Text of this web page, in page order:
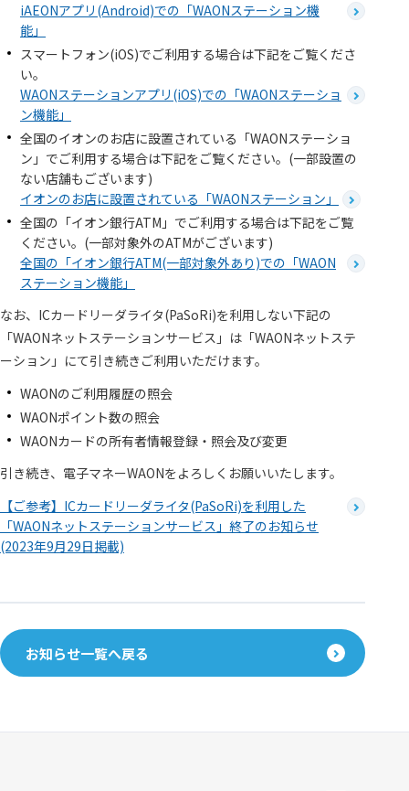
iAEONアプリ(Android)での「WAONステーション機
能」
スマートフォン(iOS)でご利用する場合は下記をご覧くださ
い。
WAONステーションアプリ(iOS)での「WAONステーショ
ン機能」
全国のイオンのお店に設置されている「WAONステーショ
ン」でご利用する場合は下記をご覧ください。(一部設置の
ない店舗もございます)
イオンのお店に設置されている「WAONステーション」
全国の「イオン銀行ATM」でご利用する場合は下記をご覧
ください。(一部対象外のATMがございます)
全国の「イオン銀行ATM(一部対象外あり)での「WAON
ステーション機能」
なお、ICカードリーダライタ(PaSoRi)を利用しない下記の
「WAONネットステーションサービス」は「WAONネットステ
ーション」にて引き続きご利用いただけます。
WAONのご利用履歴の照会
WAONポイント数の照会
WAONカードの所有者情報登録・照会及び変更
引き続き、電子マネーWAONをよろしくお願いいたします。
【ご参考】ICカードリーダライタ(PaSoRi)を利用した
「WAONネットステーションサービス」終了のお知らせ
(2023年9月29日掲載)
お知らせ一覧へ戻る